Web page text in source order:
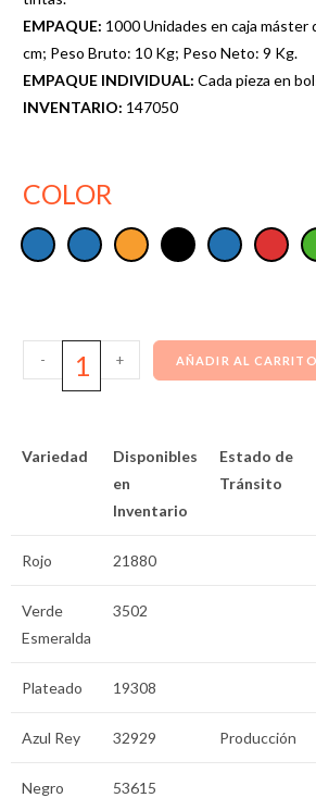
EMPAQUE: 1000 Unidades en caja máster
cm; Peso Bruto: 10 Kg; Peso Neto: 9 Kg.
EMPAQUE INDIVIDUAL: Cada pieza en
INVENTARIO: 147050
COLOR
- + AÑADIR AL CARRITO
Variedad
Disponibles
en
Inventario
Estado de
Tránsito
Rojo 21880
Verde
Esmeralda
3502
Plateado 19308
Azul Rey 32929 Producción
Negro 53615